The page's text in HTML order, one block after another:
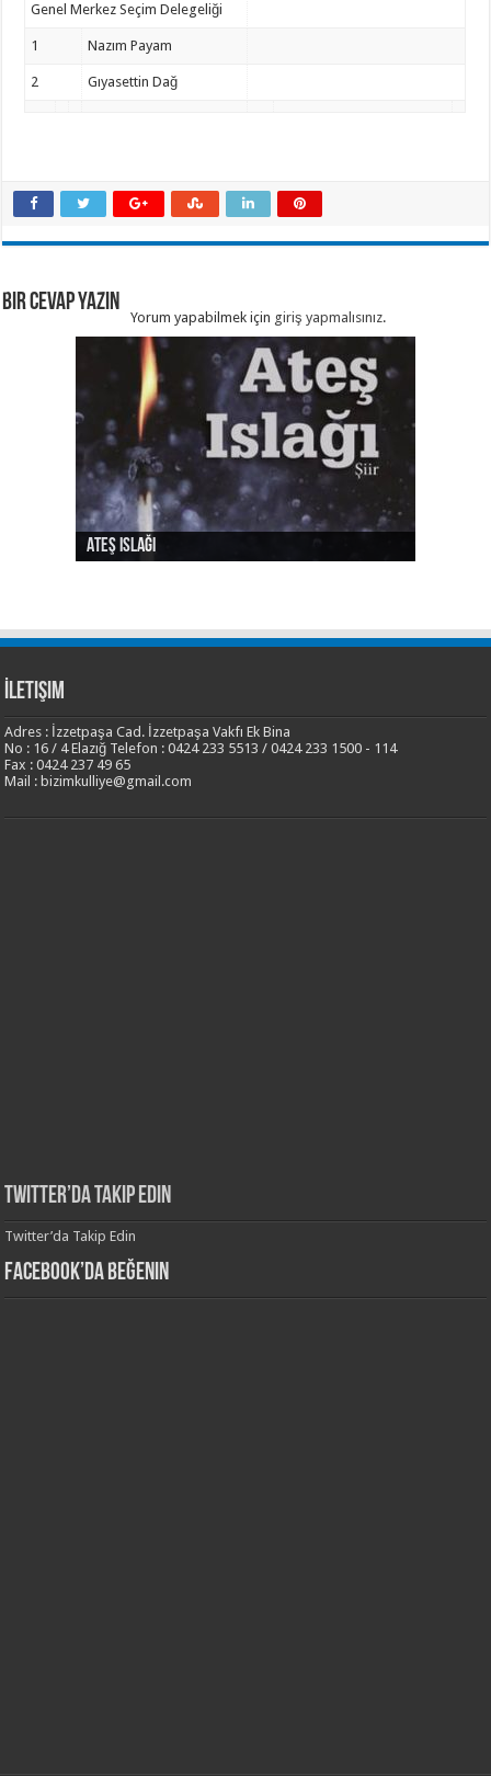
Genel Merkez Seçim Delegeliği
1 Nazım Payam
2 Gıyasettin Dağ
Bir Cevap Yazın
Yorum yapabilmek için giriş yapmalısınız.
Ateş Islağı
Ses ve Yaz
Şehrin Eylül Tarafı
Sılası Türkçe
Yalnızlık Risalesi
İletişim
Adres : İzzetpaşa Cad. İzzetpaşa Vakfı Ek Bina
No : 16 / 4 Elazığ Telefon : 0424 233 5513 / 0424 233 1500 - 114
Fax : 0424 237 49 65
Mail : bizimkulliye@gmail.com
Twitter’da Takip Edin
Twitter’da Takip Edin
Facebook’da Beğenin